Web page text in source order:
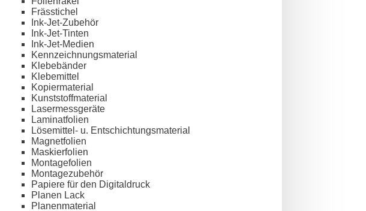
Frässtichel
Ink-Jet-Zubehör
Ink-Jet-Tinten
Ink-Jet-Medien
Kennzeichnungsmaterial
Klebebänder
Klebemittel
Kopiermaterial
Kunststoffmaterial
Lasermessgeräte
Laminatfolien
Lösemittel- u. Entschichtungsmaterial
Magnetfolien
Maskierfolien
Montagefolien
Montagezubehör
Papiere für den Digitaldruck
Planen Lack
Planenmaterial